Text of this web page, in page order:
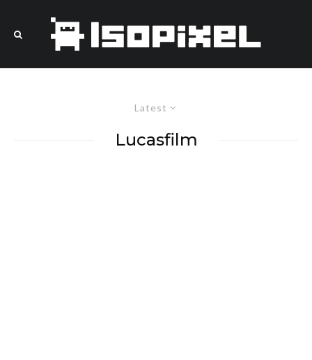
Latest
Lucasfilm